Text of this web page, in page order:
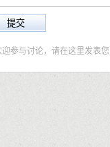
参与讨论，请在这里发表您